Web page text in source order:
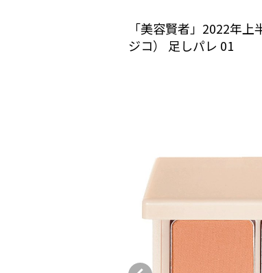
「美容賢者」2022年
ジコ） 足しパレ 01